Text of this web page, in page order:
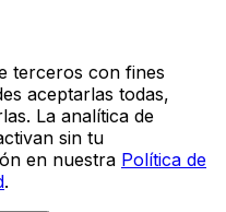
terceros con fines
aceptarlas todas,
La analítica de
sin tu
en nuestra Política de
.